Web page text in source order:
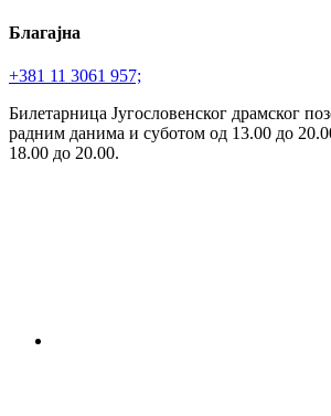
Благајна
+381 11 3061 957;
Билетарница Југословенског драмског
радним данима и суботом од 13.00 до
18.00 до 20.00.